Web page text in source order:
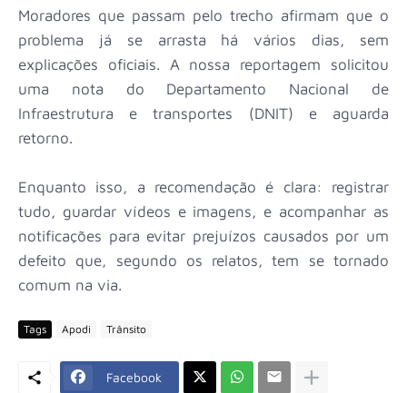
Moradores que passam pelo trecho afirmam que o
problema já se arrasta há vários dias, sem
explicações oficiais. A nossa reportagem solicitou
uma nota do Departamento Nacional de
Infraestrutura e transportes (DNIT) e aguarda
retorno.
Enquanto isso, a recomendação é clara: registrar
tudo, guardar vídeos e imagens, e acompanhar as
notificações para evitar prejuízos causados por um
defeito que, segundo os relatos, tem se tornado
comum na via.
Tags Apodi Trânsito
Facebook